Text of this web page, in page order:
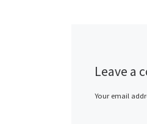
Leave a
Your email